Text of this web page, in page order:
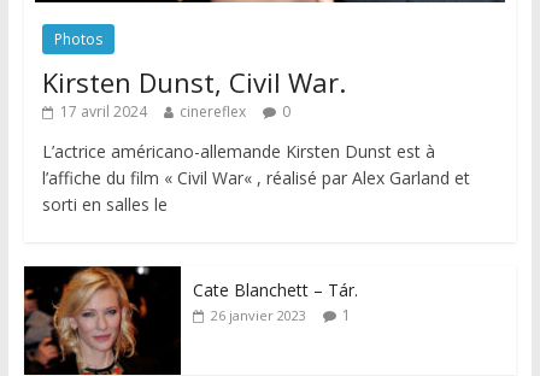
Photos
Kirsten Dunst, Civil War.
17 avril 2024 cinereflex 0
L’actrice américano-allemande Kirsten Dunst est à
l’affiche du film « Civil War« , réalisé par Alex Garland et
sorti en salles le
Cate Blanchett – Tár.
26 janvier 2023 1